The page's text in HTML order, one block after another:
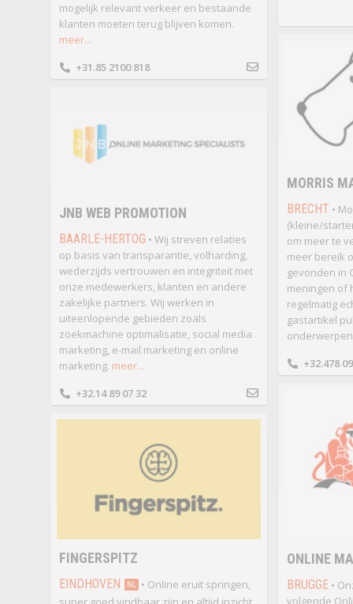
mogelijk relevant verkeer en bestaande
klanten moeten terug blijven komen.
meer...
+31.85 2100 818
MORRIS
BRECHT •
(kleine/
om meer te
meer bereik
gevonden in
meningen of
regelmatig
gastartikel
+32.478
JNB WEB PROMOTION
BAARLE-HERTOG • Wij streven relaties
op basis van transparantie, volharding,
wederzijds vertrouwen en integriteit met
onze medewerkers, klanten en andere
zakelijke partners. Wij werken in
uiteenlopende gebieden zoals
zoekmachine optimalisatie, social media
marketing, e-mail marketing en online
marketing. meer...
+32.14 89 07 32
ONLINE
BRUGGE•
volgende
FINGERSPITZ
EINDHOVEN NL • Online eruit springen,